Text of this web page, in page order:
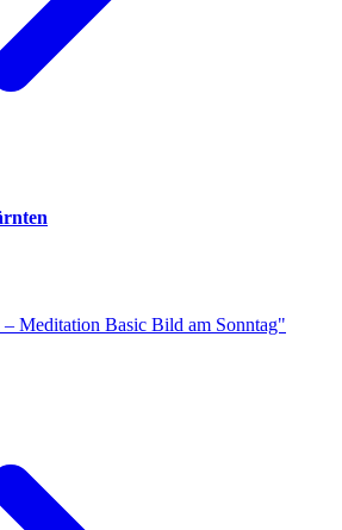
Meditation Basic Bild am Sonntag"